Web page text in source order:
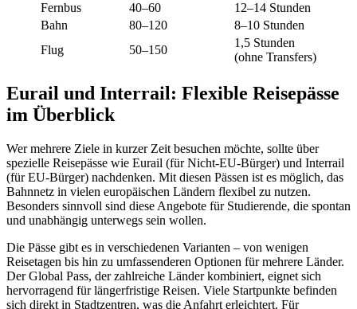
Fernbus
40–60
12–14 Stunden
Bahn
80–120
8–10 Stunden
Flug
50–150
1,5 Stunden
(ohne Transfers)
Eurail und Interrail: Flexible Reisepässe
im Überblick
Wer mehrere Ziele in kurzer Zeit besuchen möchte, sollte über
spezielle Reisepässe wie Eurail (für Nicht-EU-Bürger) und Interrail
(für EU-Bürger) nachdenken. Mit diesen Pässen ist es möglich, das
Bahnnetz in vielen europäischen Ländern flexibel zu nutzen.
Besonders sinnvoll sind diese Angebote für Studierende, die spontan
und unabhängig unterwegs sein wollen.
Die Pässe gibt es in verschiedenen Varianten – von wenigen
Reisetagen bis hin zu umfassenderen Optionen für mehrere Länder.
Der Global Pass, der zahlreiche Länder kombiniert, eignet sich
hervorragend für längerfristige Reisen. Viele Startpunkte befinden
sich direkt in Stadtzentren, was die Anfahrt erleichtert. Für